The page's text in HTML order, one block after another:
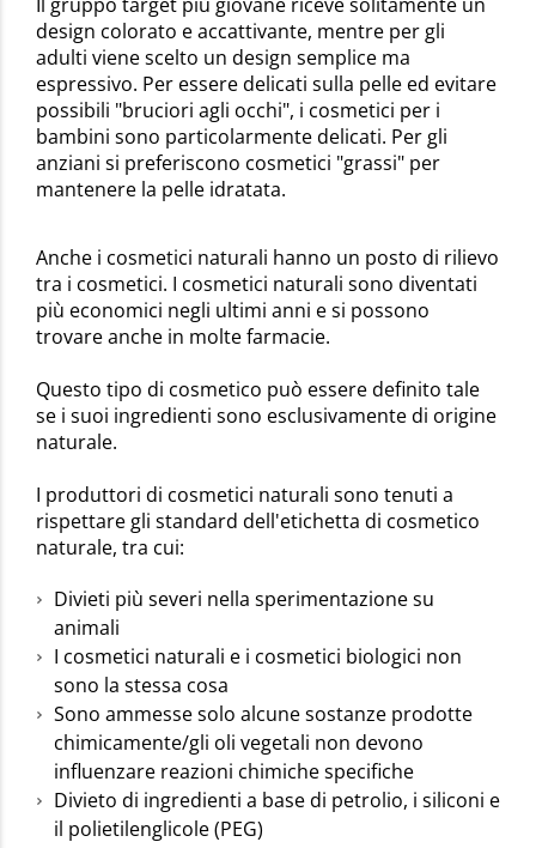
design colorato e accattivante, mentre per gli
adulti viene scelto un design semplice ma
espressivo. Per essere delicati sulla pelle ed evitare
possibili "bruciori agli occhi", i cosmetici per i
bambini sono particolarmente delicati. Per gli
anziani si preferiscono cosmetici "grassi" per
mantenere la pelle idratata.
Anche i cosmetici naturali hanno un posto di rilievo
tra i cosmetici. I cosmetici naturali sono diventati
più economici negli ultimi anni e si possono
trovare anche in molte farmacie.
Questo tipo di cosmetico può essere definito tale
se i suoi ingredienti sono esclusivamente di origine
naturale.
I produttori di cosmetici naturali sono tenuti a
rispettare gli standard dell'etichetta di cosmetico
naturale, tra cui:
Divieti più severi nella sperimentazione su
animali
I cosmetici naturali e i cosmetici biologici non
sono la stessa cosa
Sono ammesse solo alcune sostanze prodotte
chimicamente/gli oli vegetali non devono
influenzare reazioni chimiche specifiche
Divieto di ingredienti a base di petrolio, i siliconi e
il polietilenglicole (PEG)